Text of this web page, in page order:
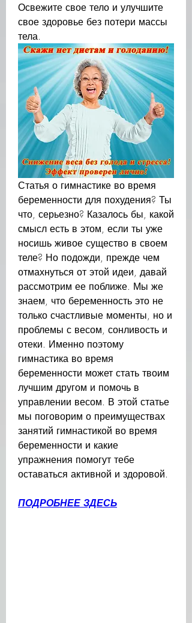
Освежите свое тело и улучшите
свое здоровье без потери массы
тела.
Статья о гимнастике во время
беременности для похудения? Ты
что, серьезно? Казалось бы, какой
смысл есть в этом, если ты уже
носишь живое существо в своем
теле? Но подожди, прежде чем
отмахнуться от этой идеи, давай
рассмотрим ее поближе. Мы же
знаем, что беременность это не
только счастливые моменты, но и
проблемы с весом, сонливость и
отеки. Именно поэтому
гимнастика во время
беременности может стать твоим
лучшим другом и помочь в
управлении весом. В этой статье
мы поговорим о преимуществах
занятий гимнастикой во время
беременности и какие
упражнения помогут тебе
оставаться активной и здоровой.
ПОДРОБНЕЕ ЗДЕСЬ